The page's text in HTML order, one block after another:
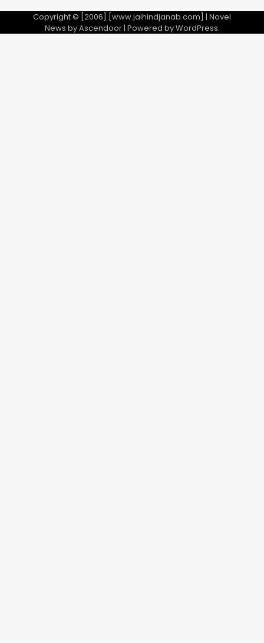
Copyright © [2006] [www.jaihindjanab.com] | Novel
News byAscendoor| Powered byWordPress.